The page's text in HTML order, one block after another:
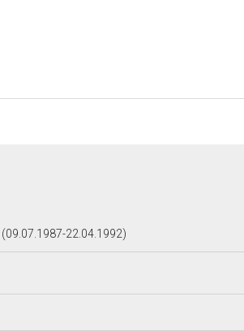
(09.07.1987-22.04.1992)